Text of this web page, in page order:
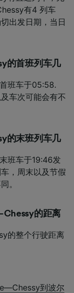
有4 列车
出发日期，当日
的首班列车几
班车于05:58.
车次可能会有不
的末班列车几
班车于19:46发
，周末以及节假
。
的距离
的整个行驶距离
到波尔